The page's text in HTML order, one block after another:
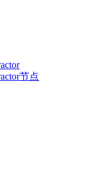
节点